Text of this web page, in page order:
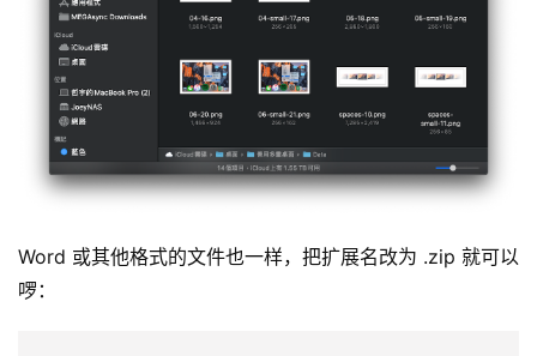
Word 或其他格式的文件也一样，把扩展名改为 .zip 就可以
啰：